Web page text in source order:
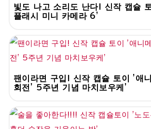
빛도 나고 소리도 난다! 신작 캡슐
플래시 미니 카메라 6'
팬이라면 구입! 신작 캡슐 토이 '애
회전' 5주년 기념 마치보우케'